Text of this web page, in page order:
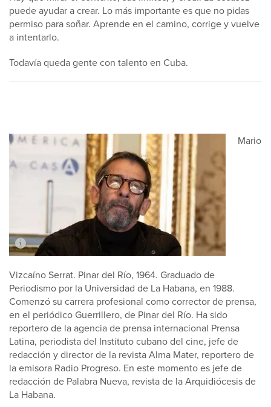
puede ayudar a crear. Lo más importante es que no pidas
permiso para soñar. Aprende en el camino, corrige y vuelve
a intentarlo.
Todavía queda gente con talento en Cuba.
Mario
Vizcaíno Serrat. Pinar del Río, 1964. Graduado de
Periodismo por la Universidad de La Habana, en 1988.
Comenzó su carrera profesional como corrector de prensa,
en el periódico Guerrillero, de Pinar del Río. Ha sido
reportero de la agencia de prensa internacional Prensa
Latina, periodista del Instituto cubano del cine, jefe de
redacción y director de la revista Alma Mater, reportero de
la emisora Radio Progreso. En este momento es jefe de
redacción de Palabra Nueva, revista de la Arquidiócesis de
La Habana.